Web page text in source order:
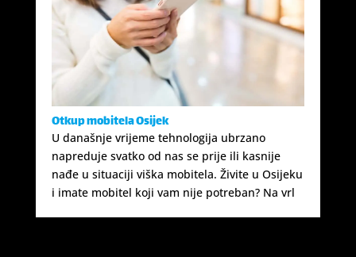
Otkup mobitela Osijek
U današnje vrijeme tehnologija ubrzano
napreduje svatko od nas se prije ili kasnije
nađe u situaciji viška mobitela. Živite u Osijeku
i imate mobitel koji vam nije potreban? Na vrl